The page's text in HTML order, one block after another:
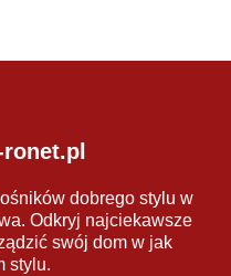
dobrego stylu w
Odkryj najciekawsze
swój dom w jak
stylu.